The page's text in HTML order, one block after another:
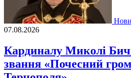
07.08.2026
Кардиналу Миколі
звання «Почесний